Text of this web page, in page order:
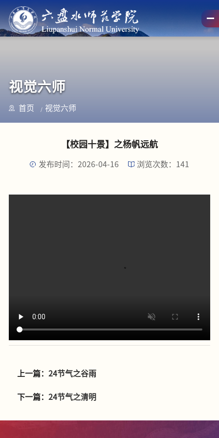
视觉六师
首页 视觉六师
【校园十景】之杨帆远航
发布时间：2026-04-16 浏览次数： 141
上一篇：24节气之谷雨
下一篇：24节气之清明